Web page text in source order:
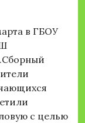
в ГБОУ
с целью